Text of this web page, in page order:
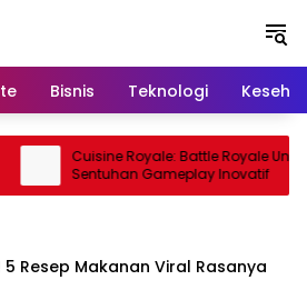
Bisnis Teknologi
Cuisine Royale: Battle Royale Unik
Sentuhan Gameplay Inovatif
5 Resep Makanan Viral Rasanya